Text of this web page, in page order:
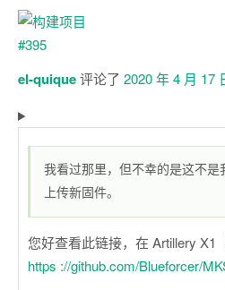
el-quique评论了 2020 年 4 月 17
我看过那里，但不幸的是这不
上传新固件。
您好查看此链接，在 Artillery X1
https ://github.com/Blueforcer/